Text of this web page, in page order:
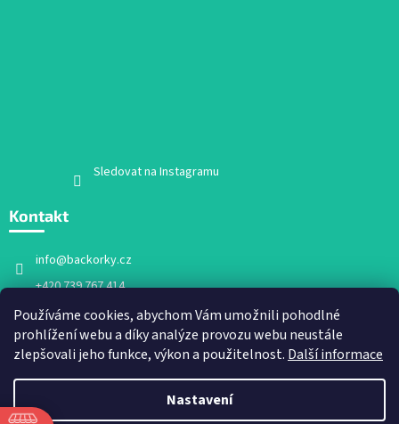
Používáme cookies, abychom Vám umožnili pohodlné
prohlížení webu a díky analýze provozu webu neustále
zlepšovali jeho funkce, výkon a použitelnost. Další informace
Nastavení
Sledovat na Instagramu
Kontakt
info@backorky.cz
+420 739 767 414
Facebook
backorky.cz
Vytvořil Shoptet